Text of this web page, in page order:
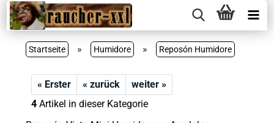
Startseite » Humidore » Reposón Humidore
« Erster « zurück
weiter »
4Artikel in dieser Kategorie